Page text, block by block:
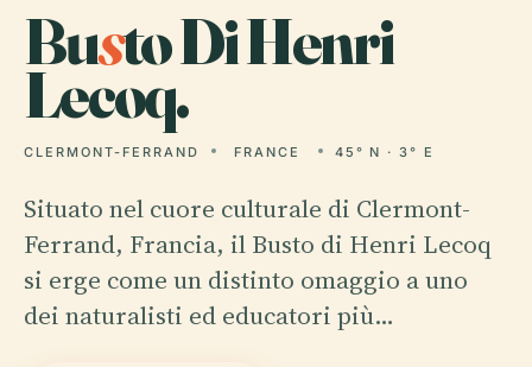
Busto Di Henri
Lecoq.
CLERMONT-FERRAND FRANCE 45° N · 3° E
Situato nel cuore culturale di Clermont-
Ferrand, Francia, il Busto di Henri Lecoq
si erge come un distinto omaggio a uno
dei naturalisti ed educatori più…